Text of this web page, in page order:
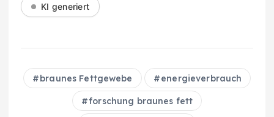
KI generiert
braunes Fettgewebe energieverbrauch
forschung braunes fett